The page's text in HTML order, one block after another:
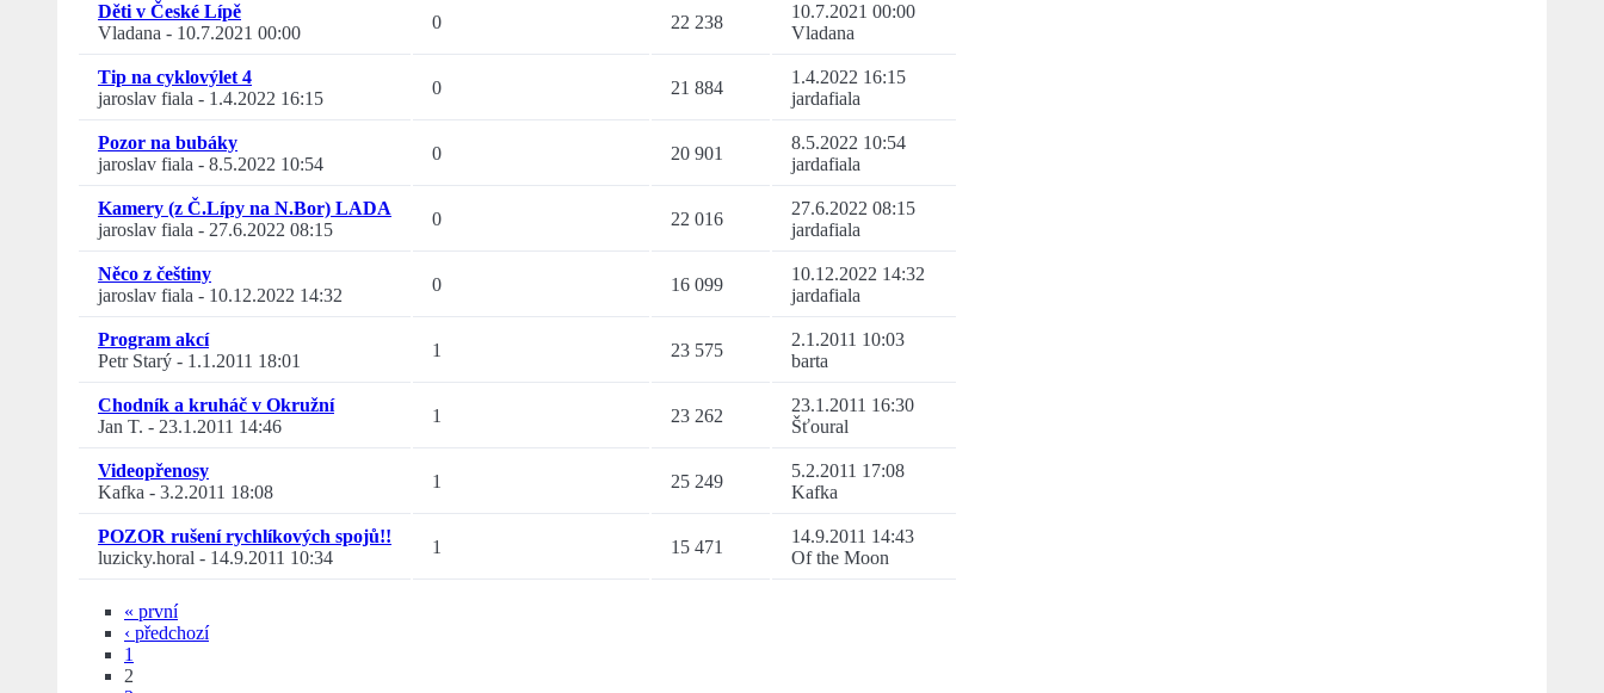
Děti v České Lípě
Vladana - 10.7.2021 00:00
0 22 238
10.7.2021 00:00
Vladana
Tip na cyklovýlet 4
jaroslav fiala - 1.4.2022 16:15
0 21 884
1.4.2022 16:15
jardafiala
Pozor na bubáky
jaroslav fiala - 8.5.2022 10:54
0 20 901
8.5.2022 10:54
jardafiala
Kamery (z Č.Lípy na N.Bor) LADA
jaroslav fiala - 27.6.2022 08:15
0 22 016
27.6.2022 08:15
jardafiala
Něco z češtiny
jaroslav fiala - 10.12.2022 14:32
0 16 099
10.12.2022 14:32
jardafiala
Program akcí
Petr Starý - 1.1.2011 18:01
1 23 575
2.1.2011 10:03
barta
Chodník a kruháč v Okružní
Jan T. - 23.1.2011 14:46
1 23 262
23.1.2011 16:30
Šťoural
Videopřenosy
Kafka - 3.2.2011 18:08
1 25 249
5.2.2011 17:08
Kafka
POZOR rušení rychlíkových spojů!!
luzicky.horal - 14.9.2011 10:34
1 15 471
14.9.2011 14:43
Of the Moon
« první
‹ předchozí
1
2